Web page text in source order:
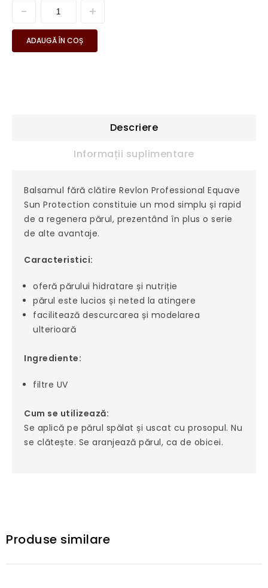
ADAUGĂ ÎN COȘ
Descriere
Informații suplimentare
Balsamul fără clătire Revlon Professional Equave
Sun Protection constituie un mod simplu și rapid
de a regenera părul, prezentând în plus o serie
de alte avantaje.
Caracteristici:
oferă părului hidratare și nutriție
părul este lucios și neted la atingere
facilitează descurcarea și modelarea
ulterioară
Ingrediente:
filtre UV
Cum se utilizează:
Se aplică pe părul spălat și uscat cu prosopul. Nu
se clătește. Se aranjează părul, ca de obicei.
Produse similare